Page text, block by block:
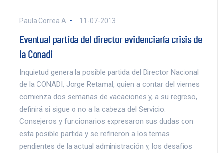
Paula Correa A. 11-07-2013
Eventual partida del director evidenciaría crisis de
la Conadi
Inquietud genera la posible partida del Director Nacional
de la CONADI, Jorge Retamal, quien a contar del viernes
comienza dos semanas de vacaciones y, a su regreso,
definirá si sigue o no a la cabeza del Servicio.
Consejeros y funcionarios expresaron sus dudas con
esta posible partida y se refirieron a los temas
pendientes de la actual administración y, los desafíos